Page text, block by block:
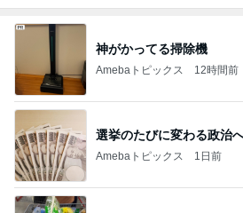
選挙のたびに変わる政治へ
Amebaトピックス 1日前
冷凍庫に入らないコスト
Amebaトピックス 1日前